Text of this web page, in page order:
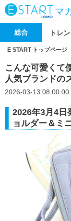
マ
総合 トレ
E START トップページ
こんな可愛くて
人気ブランドの
2026-03-13 08:00:00
2026年3月4日
ョルダー＆ミ